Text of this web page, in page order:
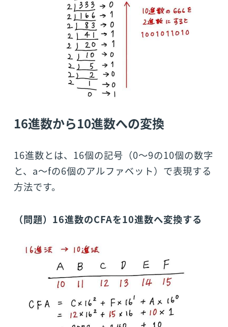
16進数から10進数への変換
16進数とは、16個の記号（0～9の10個の数字
と、a～fの6個のアルファベット）で表現する
方法です。
（問題）16進数のCFAを10進数へ変換する